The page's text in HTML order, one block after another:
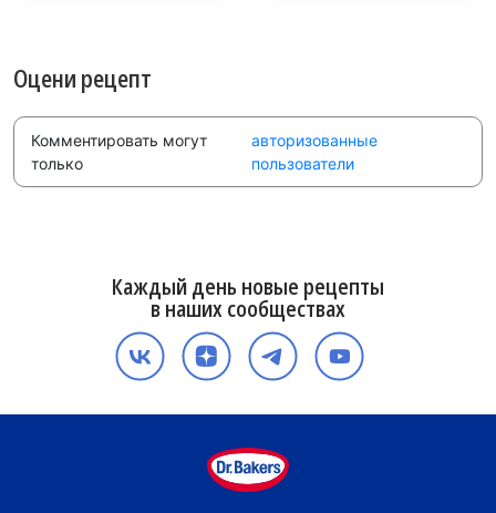
Оцени рецепт
Комментировать могут
только
авторизованные
пользователи
Каждый день новые рецепты
в наших сообществах